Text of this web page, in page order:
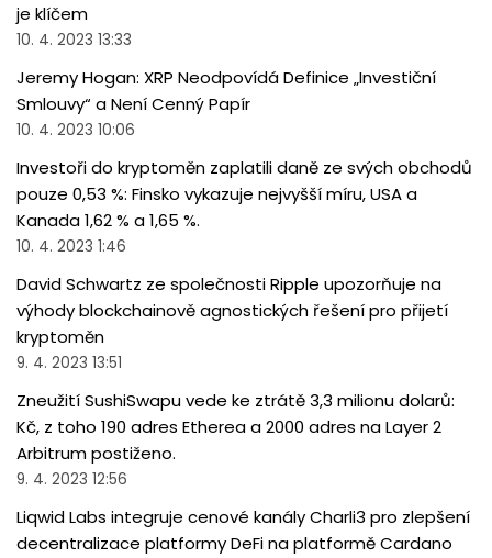
je klíčem
10. 4. 2023 13:33
Jeremy Hogan: XRP Neodpovídá Definice „Investiční
Smlouvy“ a Není Cenný Papír
10. 4. 2023 10:06
Investoři do kryptoměn zaplatili daně ze svých obchodů
pouze 0,53 %: Finsko vykazuje nejvyšší míru, USA a
Kanada 1,62 % a 1,65 %.
10. 4. 2023 1:46
David Schwartz ze společnosti Ripple upozorňuje na
výhody blockchainově agnostických řešení pro přijetí
kryptoměn
9. 4. 2023 13:51
Zneužití SushiSwapu vede ke ztrátě 3,3 milionu dolarů:
Kč, z toho 190 adres Etherea a 2000 adres na Layer 2
Arbitrum postiženo.
9. 4. 2023 12:56
Liqwid Labs integruje cenové kanály Charli3 pro zlepšení
decentralizace platformy DeFi na platformě Cardano